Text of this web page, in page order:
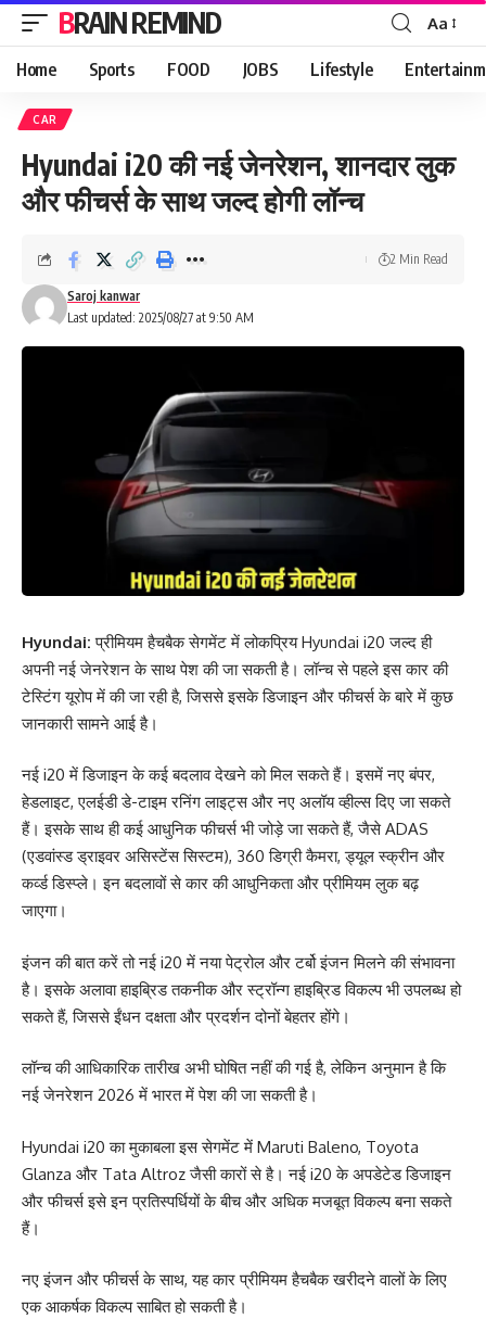
BRAIN REMIND
Font
Resizer
Aa
Home Sports FOOD JOBS Lifestyle
CAR
Hyundai i20 की नई जेनरेशन, शानदार लुक
और फीचर्स के साथ जल्द होगी लॉन्च
Last updated: 2025/08/27 at 9:50 AM
Saroj kanwar
2 Min Read
Hyundai:प्रीमियम हैचबैक सेगमेंट में लोकप्रिय Hyundai i20 जल्द ही
अपनी नई जेनरेशन के साथ पेश की जा सकती है। लॉन्च से पहले इस कार की
टेस्टिंग यूरोप में की जा रही है, जिससे इसके डिजाइन और फीचर्स के बारे में कुछ
जानकारी सामने आई है।
नई i20 में डिजाइन के कई बदलाव देखने को मिल सकते हैं। इसमें नए बंपर,
हेडलाइट, एलईडी डे-टाइम रनिंग लाइट्स और नए अलॉय व्हील्स दिए जा सकते
हैं। इसके साथ ही कई आधुनिक फीचर्स भी जोड़े जा सकते हैं, जैसे ADAS
(एडवांस्ड ड्राइवर असिस्टेंस सिस्टम), 360 डिग्री कैमरा, ड्यूल स्क्रीन और
कर्व्ड डिस्प्ले। इन बदलावों से कार की आधुनिकता और प्रीमियम लुक बढ़
जाएगा।
इंजन की बात करें तो नई i20 में नया पेट्रोल और टर्बो इंजन मिलने की संभावना
है। इसके अलावा हाइब्रिड तकनीक और स्ट्रॉन्ग हाइब्रिड विकल्प भी उपलब्ध हो
सकते हैं, जिससे ईंधन दक्षता और प्रदर्शन दोनों बेहतर होंगे।
लॉन्च की आधिकारिक तारीख अभी घोषित नहीं की गई है, लेकिन अनुमान है कि
नई जेनरेशन 2026 में भारत में पेश की जा सकती है।
Hyundai i20 का मुकाबला इस सेगमेंट में Maruti Baleno, Toyota
Glanza और Tata Altroz जैसी कारों से है। नई i20 के अपडेटेड डिजाइन
और फीचर्स इसे इन प्रतिस्पर्धियों के बीच और अधिक मजबूत विकल्प बना सकते
हैं।
नए इंजन और फीचर्स के साथ, यह कार प्रीमियम हैचबैक खरीदने वालों के लिए
एक आकर्षक विकल्प साबित हो सकती है।